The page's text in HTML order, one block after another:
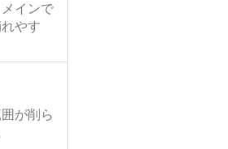
インで
やす
が削ら